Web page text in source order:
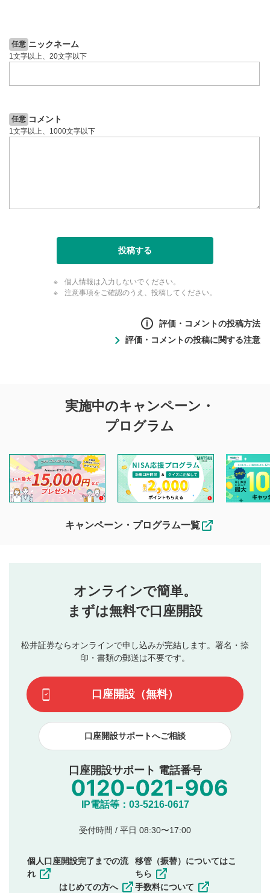
任意 ニックネーム
1文字以上、20文字以下
任意 コメント
1文字以上、1000文字以下
投稿する
個人情報は入力しないでください。
注意事項をご確認のうえ、投稿してください。
評価・コメントの投稿方法
投稿するボタン
星で評価をすると投稿できます。（お名前とコメント
3
動画の評価
です）
評価・コメントの投稿に関する注意
投稿に関する注意
を目的として、各動画コンテンツに、評価およびコメントの
投稿ができます。利用者は以下の注意事項をご理解のうえ、
閲覧および投稿を行うものとしてください。
他の利用者が動画を視聴される際の参考になるコメントをお
待ちしております。
なお、投稿をもって、本注意事項に同意されたものとみなし
行ってください。
当社は、利用者同士、もしくは利用者と第三者間のトラ
ブルによって生じた損害に対して一切の責任を負いませ
評価およびコメントは当社にて審査のうえ、掲載となり
ます。掲載されるまでに日数がかかる場合や掲載されない
てはお答えできません。各動画コンテンツへの掲載をもっ
て結果のご連絡といたします。ご了承ください。
下記の項目に該当すると判断された投稿内容は、掲載を
見合わせる場合がございます。
本動画コンテンツとは無関係の内容の投稿
他者への誹謗中傷や差別的表現投稿
公序良俗に反する内容の投稿
氏名、住所、電話番号など個人を特定できる情報の
他のサイトへの誘導や営利目的、広告・宣伝を目
他者の権利（商標、著作権、その他の知的財産
その他当社が不適切と判断した投稿
一度投稿した評価およびコメントの変更・削除はできま
実施中のキャンペーン・
プログラム
キャンペーン・プログラム一覧
オンラインで簡単。
まずは無料で口座開設
松井証券ならオンラインで申し込みが完結します。署名・捺
印・書類の郵送は不要です。
口座開設（無料）
口座開設サポートへご相談
口座開設サポート 電話番号
IP電話等：03-5216-0617
受付時間 / 平日 08:30〜17:00
個人口座開設完了までの流
れ
はじめての方へ
移管（振替）についてはこ
ちら
手数料について